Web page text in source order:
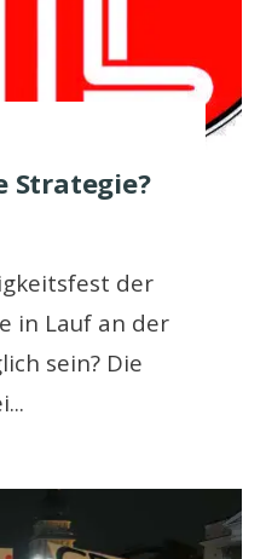
Strategie?
der
in Lauf an der
sein? Die
...